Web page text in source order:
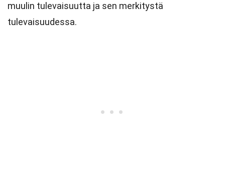
muulin tulevaisuutta ja sen merkitystä
tulevaisuudessa.